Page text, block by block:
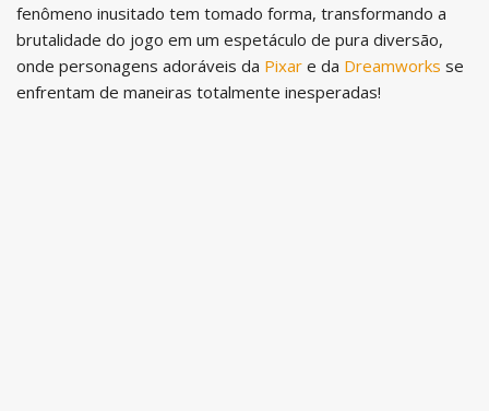
fenômeno inusitado tem tomado forma, transformando a
brutalidade do jogo em um espetáculo de pura diversão,
onde personagens adoráveis da Pixar e da Dreamworks se
enfrentam de maneiras totalmente inesperadas!